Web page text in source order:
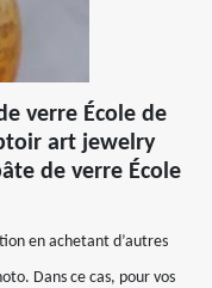
verre École de
art jewelry
de verre École
en achetant d’autres
Dans ce cas, pour vos